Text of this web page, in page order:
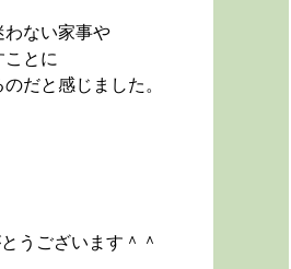
わない家事や
ことに
だと感じました。
うございます＾＾